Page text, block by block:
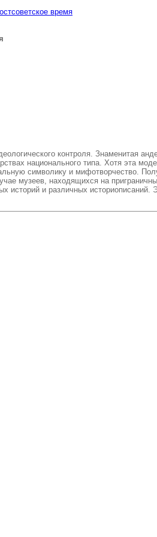
время
контроля. Знаменитая
национального типа. Хотя эта
символику и мифотворчество.
музеев, находящихся на
историй и различных